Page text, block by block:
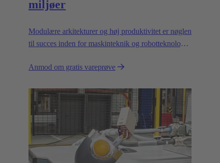
miljøer
Modulære arkitekturer og høj produktivitet er nøglen
til succes inden for maskinteknik og robotteknologi.
at bane vejen.
Anmod om gratis vareprøve